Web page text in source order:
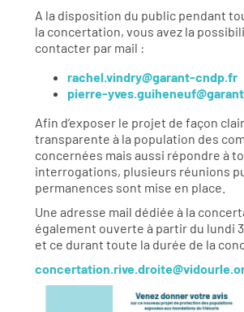
A la disposition du public pendant
la concertation, vous avez la
contacter par mail :
rachel.vindry@garant-cndp.fr
pierre-
Afin d’exposer le projet de façon
transparente à la population des
concernées mais aussi répondre à
interrogations, plusieurs réunions
permanences sont mise en place.
Une adresse mail dédiée à la
également ouverte à partir du lundi
et ce durant toute la durée de la